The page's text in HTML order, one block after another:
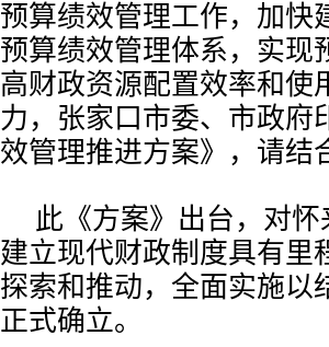
预算绩效管理工作，加快
预算绩效管理体系，实现
高财政资源配置效率和使
力，张家口市委、市政府
效管理推进方案》，请结
此《方案》出台，对
建立现代财政制度具有里
探索和推动，全面实施以
正式确立。